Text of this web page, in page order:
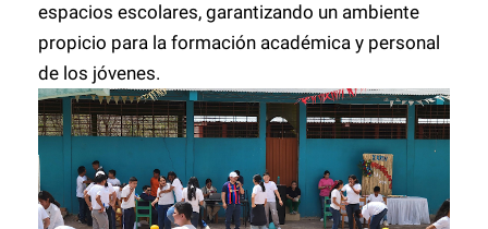
espacios escolares, garantizando un ambiente
propicio para la formación académica y personal
de los jóvenes.